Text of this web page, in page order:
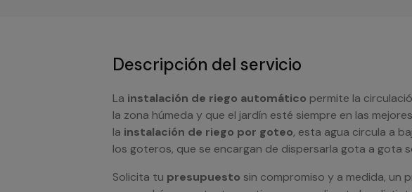
Descripción del servicio
La instalación de riego automático permite la
la zona húmeda y que el jardín esté siempre en las
la instalación de riego por goteo, esta agua circula a
los goteros, que se encargan de dispersarla gota a gota
Solicita tu presupuesto sin compromiso y a medida, un